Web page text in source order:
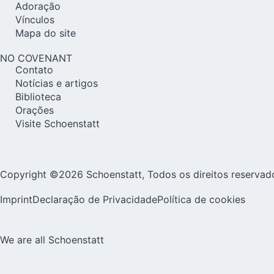
Adoração
Vínculos
Mapa do site
NO COVENANT
Contato
Notícias e artigos
Biblioteca
Orações
Visite Schoenstatt
Copyright ©2026 Schoenstatt, Todos os direitos
ImprintDeclaração de PrivacidadePolítica de cookies
We are all Schoenstatt